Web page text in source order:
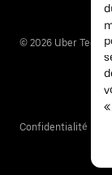
© 2026 Uber
Confidentialité